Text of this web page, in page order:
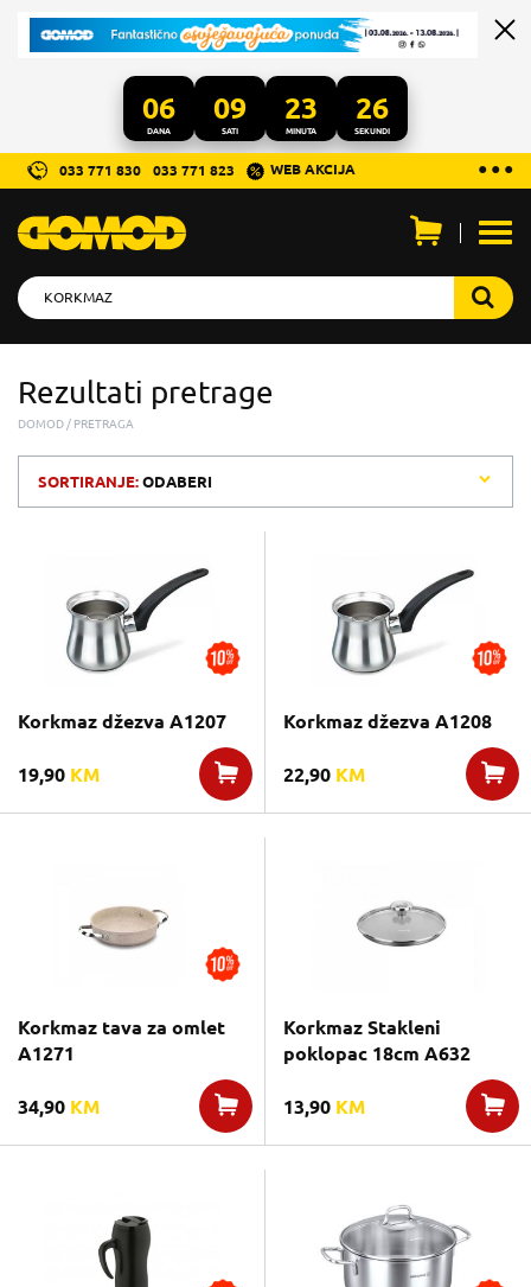
06
DANA
09
SATI
23
MINUTA
26
SEKUNDI
...
● ● ●
033 771 830 033 771 823 WEB AKCIJA
Rezultati pretrage
DOMOD PRETRAGA
SORTIRANJE:ODABERI
Korkmaz džezva A1207
19,90 KM
Korkmaz džezva A1208
22,90 KM
Korkmaz tava za omlet
A1271
34,90 KM
Korkmaz Stakleni
poklopac 18cm A632
13,90 KM